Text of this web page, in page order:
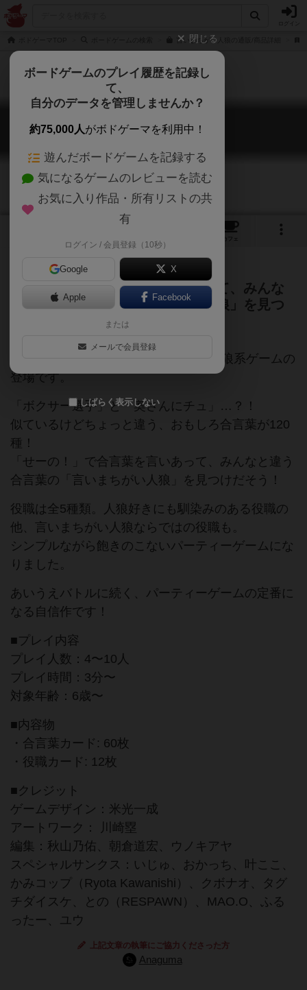
言いまちがい人狼の通販/商品詳細
言いまちがい人狼
iimachigai jinro
カフェ
「せーの！」で合言葉を言いあって、みんな
と違う合言葉の「言いまちがい人狼」を見つ
10人までワイワイ遊べる、お手軽な人狼系ゲームの
登場です。
「ボクサー選手」と「奥さんにチュ」…？！
似ているけどちょっと違う、おもしろ合言葉が120
種！
「せーの！」で合言葉を言いあって、みんなと違う
合言葉の「言いまちがい人狼」を見つけだそう！
役職は全5種類。人狼好きにも馴染みのある役職の
他、言いまちがい人狼ならではの役職も。
シンプルながら飽きのこないパーティーゲームにな
りました。
あいうえバトルに続く、パーティーゲームの定番に
なる自信作です！
■プレイ内容
プレイ人数：4〜10人
プレイ時間：3分〜
対象年齢：6歳〜
■内容物
・合言葉カード: 60枚
・役職カード: 12枚
■クレジット
ゲームデザイン：米光一成
アートワーク： 川崎塁
編集：秋山乃佑、朝倉道宏、ウノキアヤ
スペシャルサンクス：いじゅ、おかっち、叶ここ、
かみコップ（Ryota Kawanishi）、クボナオ、タグ
チダイスケ、との（RESPAWN）、MAO.O、ふる
ったー、ユウ
上記文章の執筆にご協力くださった方
Anaguma
閉じる
ボードゲームのプレイ履歴を記録し
て、
自分のデータを管理しませんか？
約75,000人がボドゲーマを利用中！
遊んだボードゲームを記録する
気になるゲームのレビューを読む
お気に入り作品・所有リストの共
有
ログイン / 会員登録（10秒）
Google X
Apple Facebook
または
メールで会員登録
しばらく表示しない